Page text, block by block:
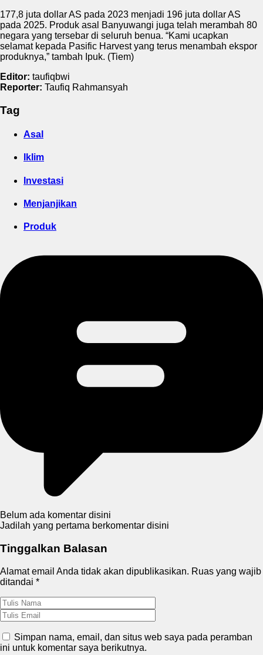
177,8 juta dollar AS pada 2023 menjadi 196 juta dollar AS
pada 2025. Produk asal Banyuwangi juga telah merambah 80
negara yang tersebar di seluruh benua. “Kami ucapkan
selamat kepada Pasific Harvest yang terus menambah ekspor
produknya,” tambah Ipuk. (Tiem)
Editor: taufiqbwi
Reporter: Taufiq Rahmansyah
Tag
Asal
Iklim
Investasi
Menjanjikan
Produk
Belum ada komentar disini
Jadilah yang pertama berkomentar disini
Tinggalkan Balasan
Alamat email Anda tidak akan dipublikasikan. Ruas yang wajib
ditandai *
Simpan nama, email, dan situs web saya pada peramban
ini untuk komentar saya berikutnya.